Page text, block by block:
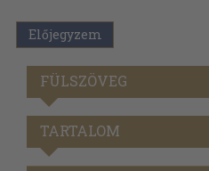
Előjegyzem
FÜLSZÖVEG
TARTALOM